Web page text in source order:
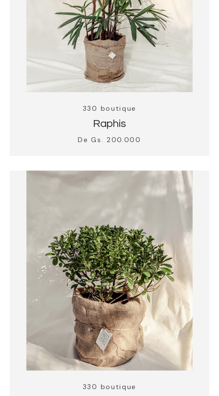
330 boutique
Raphis
De Gs. 200.000
330 boutique